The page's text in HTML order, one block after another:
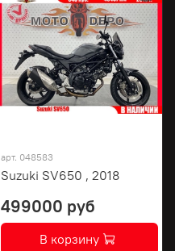
арт. 048583
Suzuki SV650 , 2018
499000 руб
В корзину